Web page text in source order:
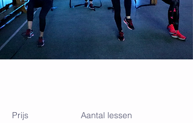
Prijs Aantal lessen